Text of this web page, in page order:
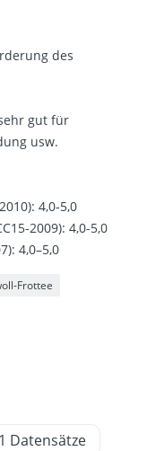
des
gut für
usw.
4,0-5,0
2009): 4,0-5,0
4,0–5,0
Frottee
Datensätze